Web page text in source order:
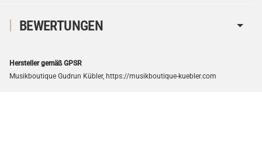
BEWERTUNGEN
Hersteller gemäß GPSR
Musikboutique Gudrun Kübler, https://musikboutique-kuebler.com